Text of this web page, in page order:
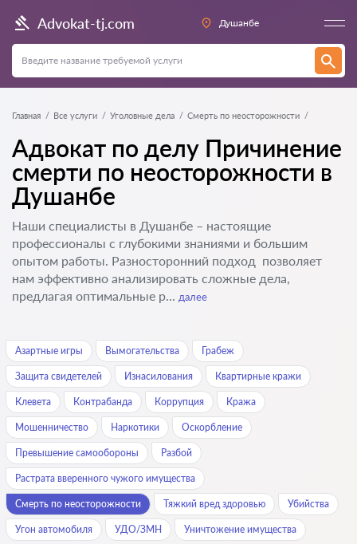
Advokat-tj.com Душанбе
Главная Все услуги Уголовные дела Смерть по неосторожности
Адвокат по делу Причинение
смерти по неосторожности в
Душанбе
Наши специалисты в Душанбе – настоящие
профессионалы с глубокими знаниями и большим
опытом работы. Разносторонний подход позволяет
нам эффективно анализировать сложные дела,
предлагая оптимальные р... далее
Азартные игры Вымогательства Грабеж
Защита свидетелей Изнасилования Квартирные кражи
Клевета Контрабанда Коррупция Кража
Мошенничество Наркотики Оскорбление
Превышение самообороны Разбой
Растрата вверенного чужого имущества
Смерть по неосторожности Тяжкий вред здоровью Убийства
Угон автомобиля УДО/ЗМН Уничтожение имущества